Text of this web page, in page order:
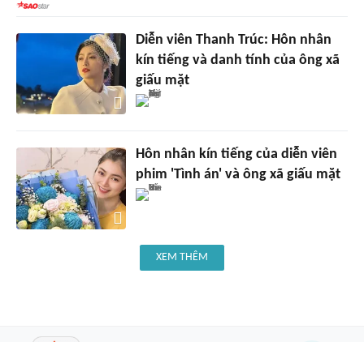
Diễn viên Thanh Trúc: Hôn nhân
kín tiếng và danh tính của ông xã
giấu mặt
Hôn nhân kín tiếng của diễn viên
phim 'Tình án' và ông xã giấu mặt
XEM THÊM